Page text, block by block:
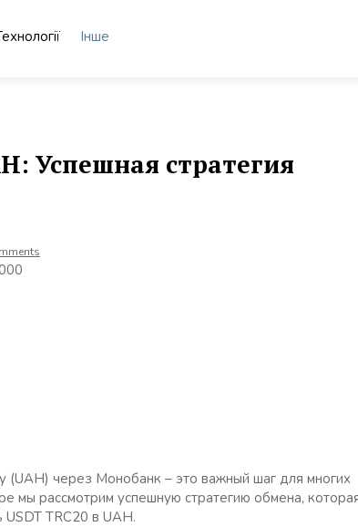
Інше
Успешная стратегия
(UAH) через Монобанк – это важный шаг для многих
мы рассмотрим успешную стратегию обмена,
TRC20 в UAH.